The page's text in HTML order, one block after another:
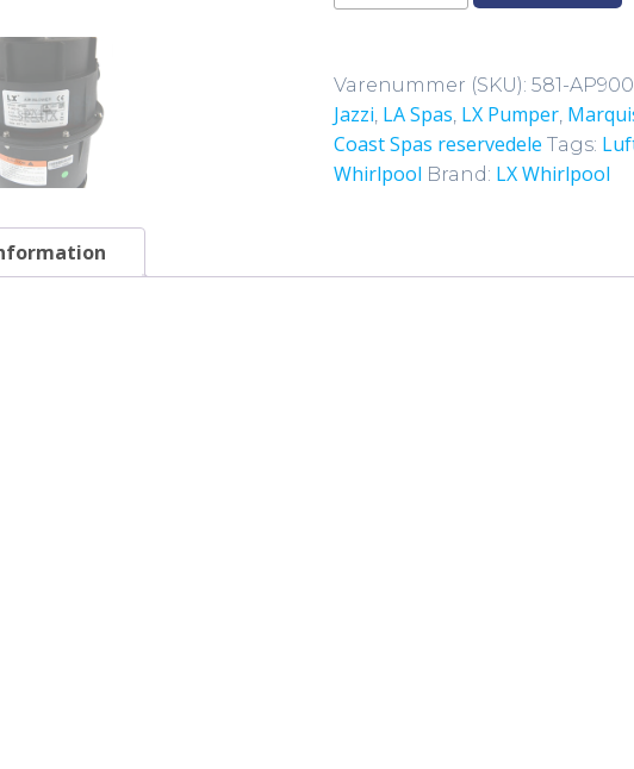
luftpumpe
-
AP900-
V2
antal
Varenummer (SKU): 581-
Jazzi LA Spas LX Pumper,
Coast Spas reservedele Tags:
Whirlpool Brand: LX Whirlpool